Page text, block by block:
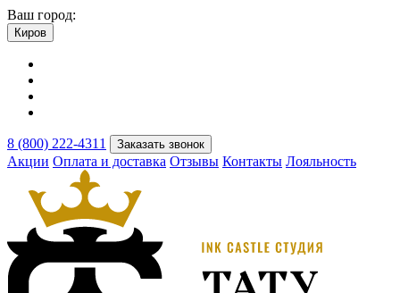
Ваш город:
Киров
8 (800) 222-4311 Заказать звонок
Акции Оплата и доставка Отзывы Контакты Лояльность